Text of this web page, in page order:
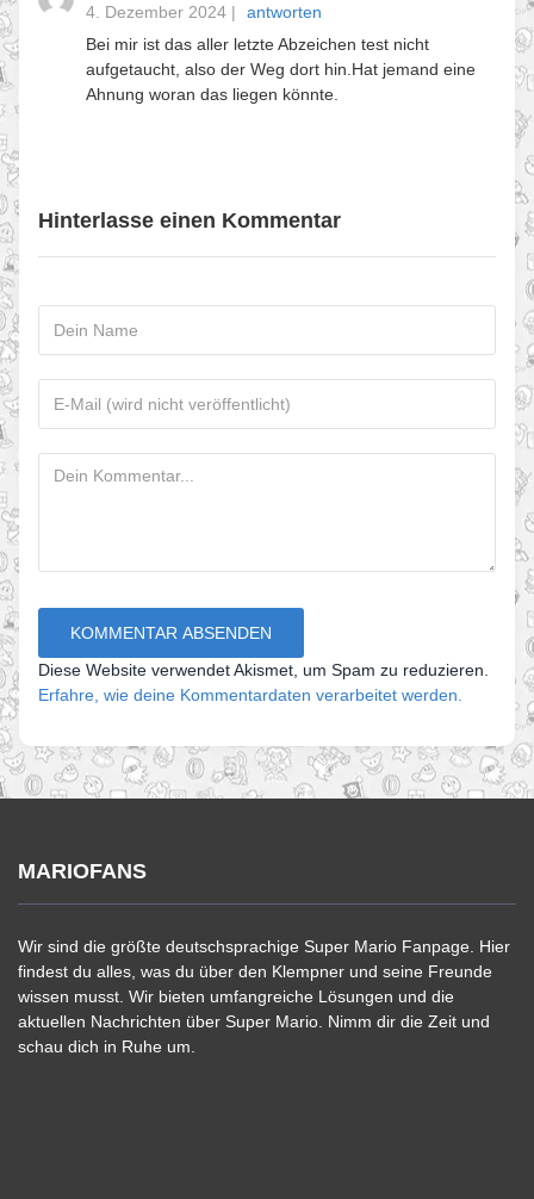
4. Dezember 2024 |
antworten
Bei mir ist das aller letzte Abzeichen test nicht
aufgetaucht, also der Weg dort hin.Hat jemand eine
Ahnung woran das liegen könnte.
Hinterlasse einen Kommentar
Diese Website verwendet Akismet, um Spam zu reduzieren.
Erfahre, wie deine Kommentardaten verarbeitet werden.
MARIOFANS
Wir sind die größte deutschsprachige Super Mario Fanpage. Hier
findest du alles, was du über den Klempner und seine Freunde
wissen musst. Wir bieten umfangreiche Lösungen und die
aktuellen Nachrichten über Super Mario. Nimm dir die Zeit und
schau dich in Ruhe um.